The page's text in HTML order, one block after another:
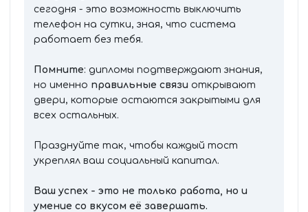
сегодня - это возможность выключить
телефон на сутки, зная, что система
работает без тебя.
Помните: дипломы подтверждают знания,
но именно правильные связи открывают
двери, которые остаются закрытыми для
всех остальных.
Празднуйте так, чтобы каждый тост
укреплял ваш социальный капитал.
Ваш успех - это не только работа, но и
умение со вкусом её завершать.